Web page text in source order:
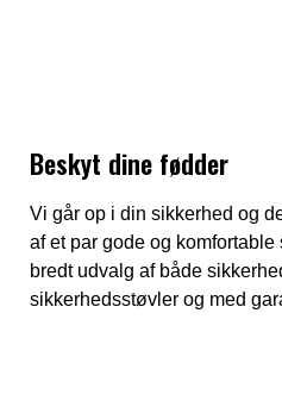
Beskyt dine fødder
Vi går op i din sikkerhed og
af et par gode og
bredt udvalg af både
sikkerhedsstøvler og med